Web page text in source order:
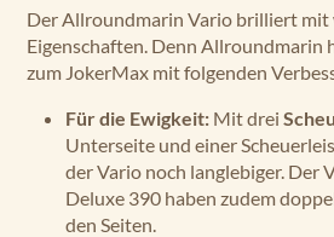
Der Allroundmarin Vario brilliert mit
Eigenschaften. Denn Allroundmarin
zum JokerMax mit folgenden
Für die Ewigkeit: Mit drei
Unterseite und einer
der Vario noch langlebiger. Der
Deluxe 390 haben zudem
den Seiten.